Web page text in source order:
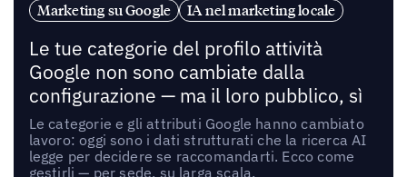
Marketing su Google
IA nel marketing locale
Le tue categorie del profilo attività
Google non sono cambiate dalla
configurazione — ma il loro pubblico, sì
Le categorie e gli attributi Google hanno cambiato
lavoro: oggi sono i dati strutturati che la ricerca AI
legge per decidere se raccomandarti. Ecco come
gestirli — per sede, su larga scala.